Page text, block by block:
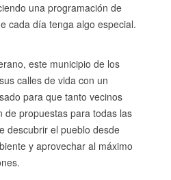
una programación de
cada día tenga algo especial.
este municipio de los
calles de vida con un
para que tanto vecinos
de propuestas para todas las
descubrir el pueblo desde
y aprovechar al máximo